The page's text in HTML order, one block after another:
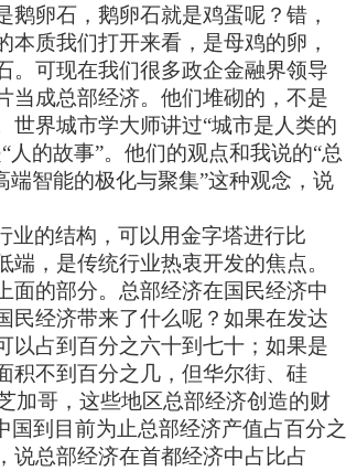
卵石，鹅卵石就是鸡蛋呢？错，
质我们打开来看，是母鸡的卵，
。可现在我们很多政企金融界领导
当成总部经济。他们堆砌的，不是
世界城市学大师讲过“城市是人类的
的故事”。他们的观点和我说的“总
端智能的极化与聚集”这种观念，说
业的结构，可以用金字塔进行比
，是传统行业热衷开发的焦点。
面的部分。总部经济在国民经济中
民经济带来了什么呢？如果在发达
以占到百分之六十到七十；如果是
积不到百分之几，但华尔街、硅
加哥，这些地区总部经济创造的财
到目前为止总部经济产值占百分之
说总部经济在首都经济中占比占